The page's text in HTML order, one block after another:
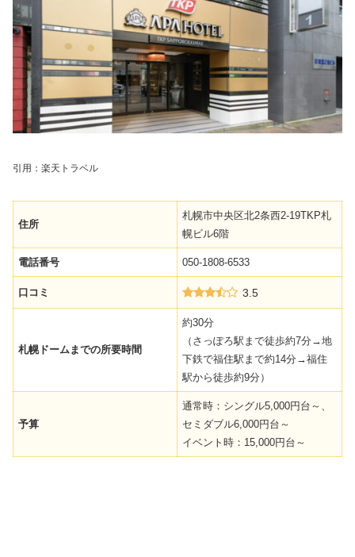
引用：楽天トラベル
住所
札幌市中央区北2条西2-19TKP札
幌ビル6階
電話番号 050-1808-6533
口コミ 3.5
札幌ドームまでの所要時間
約30分
（さっぽろ駅まで徒歩約7分→地
下鉄で福住駅まで約14分→福住
駅から徒歩約9分）
予算
通常時：シングル5,000円台～、
セミダブル6,000円台～
イベント時：15,000円台～